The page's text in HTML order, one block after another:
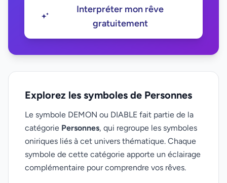
Interpréter mon rêve
gratuitement
Explorez les symboles de Personnes
Le symbole DEMON ou DIABLE fait partie de la
catégorie Personnes, qui regroupe les symboles
oniriques liés à cet univers thématique. Chaque
symbole de cette catégorie apporte un éclairage
complémentaire pour comprendre vos rêves.